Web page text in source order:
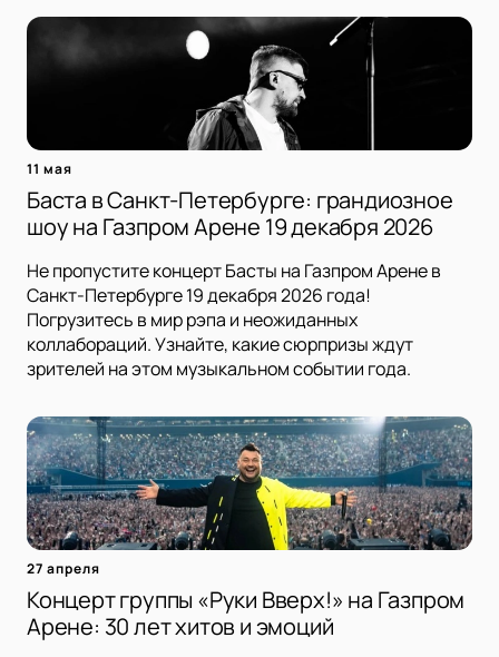
11 мая
Баста в Санкт-Петербурге: грандиозное
шоу на Газпром Арене 19 декабря 2026
Не пропустите концерт Басты на Газпром Арене в
Санкт-Петербурге 19 декабря 2026 года!
Погрузитесь в мир рэпа и неожиданных
коллабораций. Узнайте, какие сюрпризы ждут
зрителей на этом музыкальном событии года.
27 апреля
Концерт группы «Руки Вверх!» на Газпром
Арене: 30 лет хитов и эмоций